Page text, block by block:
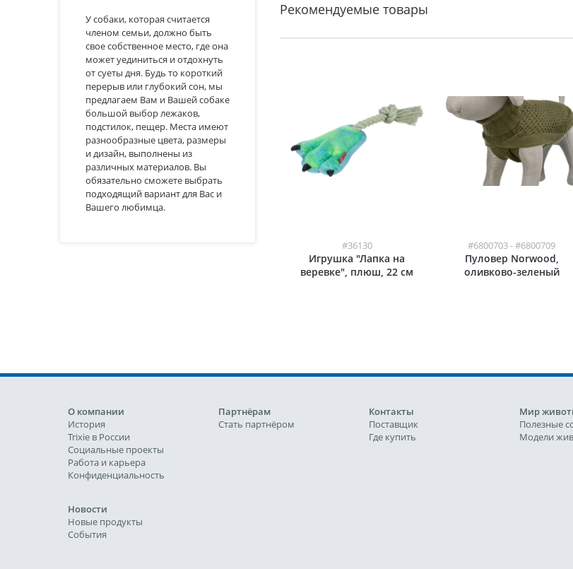
У собаки, которая считается
членом семьи, должно быть
свое собственное место, где она
может уединиться и отдохнуть
от суеты дня. Будь то короткий
перерыв или глубокий сон, мы
предлагаем Вам и Вашей собаке
большой выбор лежаков,
подстилок, пещер. Места имеют
разнообразные цвета, размеры
и дизайн, выполнены из
различных материалов. Вы
обязательно сможете выбрать
подходящий вариант для Вас и
Вашего любимца.
Рекомендуемые товары
#36130
Игрушка "Лапка на
веревке", плюш, 22 см
#6800703 - #6800709
Пуловер Norwood,
оливково-зеленый
О компании
История
Trixie в России
Социальные проекты
Работа и карьера
Конфиденциальность
Партнёрам
Стать партнёром
Контакты
Поставщик
Где купить
Мир
Полезные
Модели
Новости
Новые продукты
События